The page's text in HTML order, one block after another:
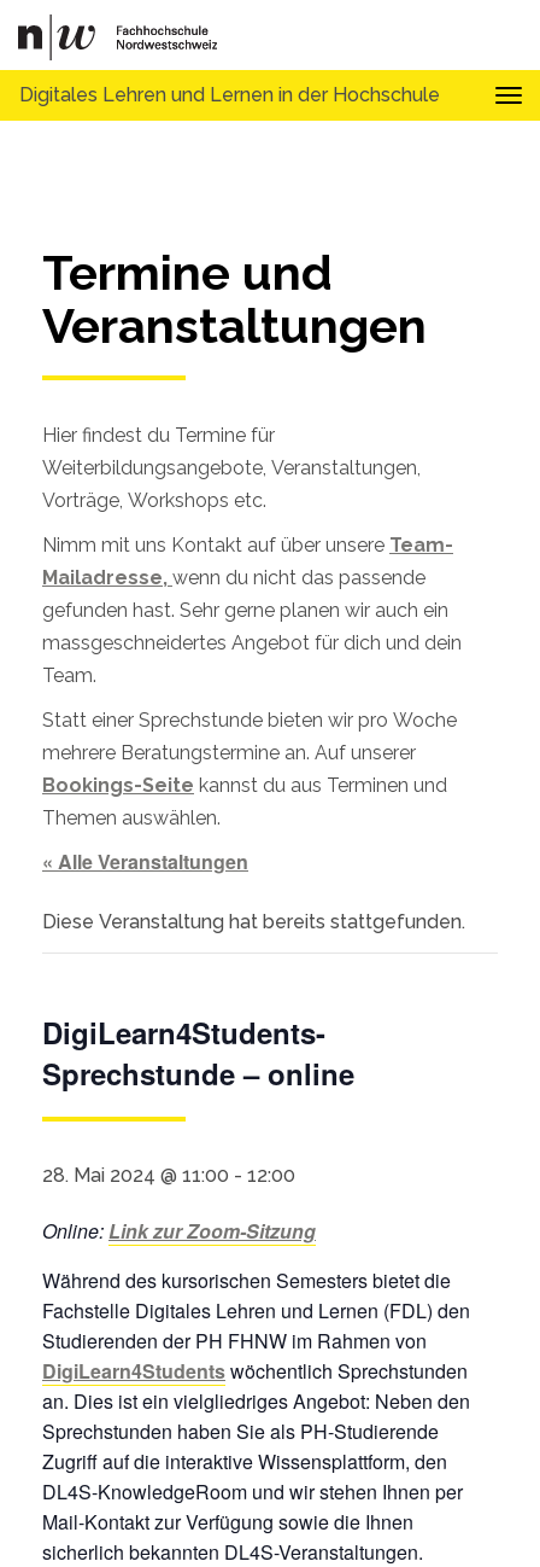
Digitales Lehren und Lernen in der Hochschule
Termine und
Veranstaltungen
Hier findest du Termine für
Weiterbildungsangebote, Veranstaltungen,
Vorträge, Workshops etc.
Nimm mit uns Kontakt auf über unsere Team-
Mailadresse, wenn du nicht das passende
gefunden hast. Sehr gerne planen wir auch ein
massgeschneidertes Angebot für dich und dein
Team.
Statt einer Sprechstunde bieten wir pro Woche
mehrere Beratungstermine an. Auf unserer
Bookings-Seite kannst du aus Terminen und
Themen auswählen.
« Alle Veranstaltungen
Diese Veranstaltung hat bereits stattgefunden.
DigiLearn4Students-
Sprechstunde – online
28. Mai 2024 @ 11:00 - 12:00
Online:Link zur Zoom-Sitzung
Während des kursorischen Semesters bietet die
Fachstelle Digitales Lehren und Lernen (FDL) den
Studierenden der PH FHNW im Rahmen von
DigiLearn4Studentswöchentlich Sprechstunden
an. Dies ist ein vielgliedriges Angebot: Neben den
Sprechstunden haben Sie als PH-Studierende
Zugriff auf die interaktive Wissensplattform, den
DL4S-KnowledgeRoom und wir stehen Ihnen per
Mail-Kontakt zur Verfügung sowie die Ihnen
sicherlich bekannten DL4S-Veranstaltungen.